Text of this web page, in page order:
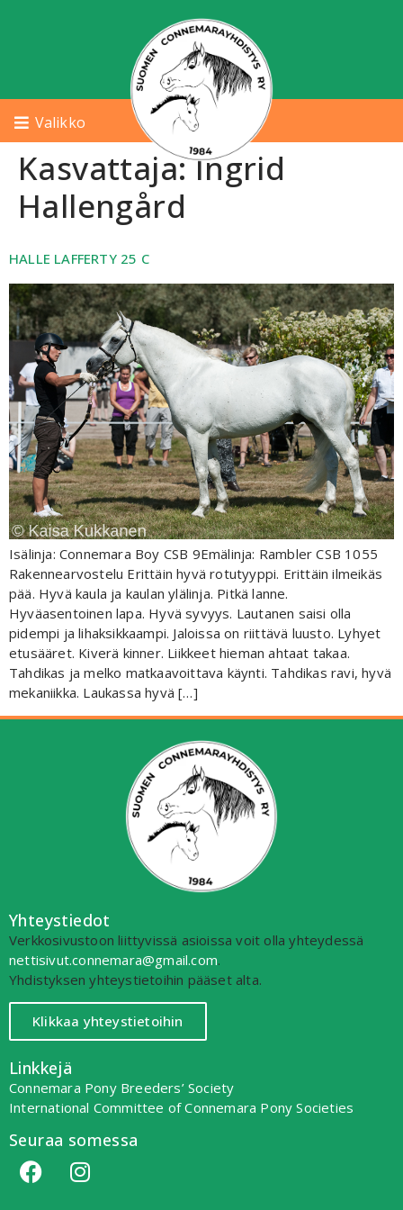
Valikko
Kasvattaja:Ingrid
Hallengård
HALLE LAFFERTY 25 C
Isälinja: Connemara Boy CSB 9Emälinja: Rambler CSB 1055
Rakennearvostelu Erittäin hyvä rotutyyppi. Erittäin ilmeikäs
pää. Hyvä kaula ja kaulan ylälinja. Pitkä lanne.
Hyväasentoinen lapa. Hyvä syvyys. Lautanen saisi olla
pidempi ja lihaksikkaampi. Jaloissa on riittävä luusto. Lyhyet
etusääret. Kiverä kinner. Liikkeet hieman ahtaat takaa.
Tahdikas ja melko matkaavoittava käynti. Tahdikas ravi, hyvä
mekaniikka. Laukassa hyvä […]
Yhteystiedot
Verkkosivustoon liittyvissä asioissa voit olla yhteydessä
nettisivut.connemara@gmail.com.
Yhdistyksen yhteystietoihin pääset alta.
Klikkaa yhteystietoihin
Linkkejä
Connemara Pony Breeders’ Society
International Committee of Connemara Pony Societies
Seuraa somessa